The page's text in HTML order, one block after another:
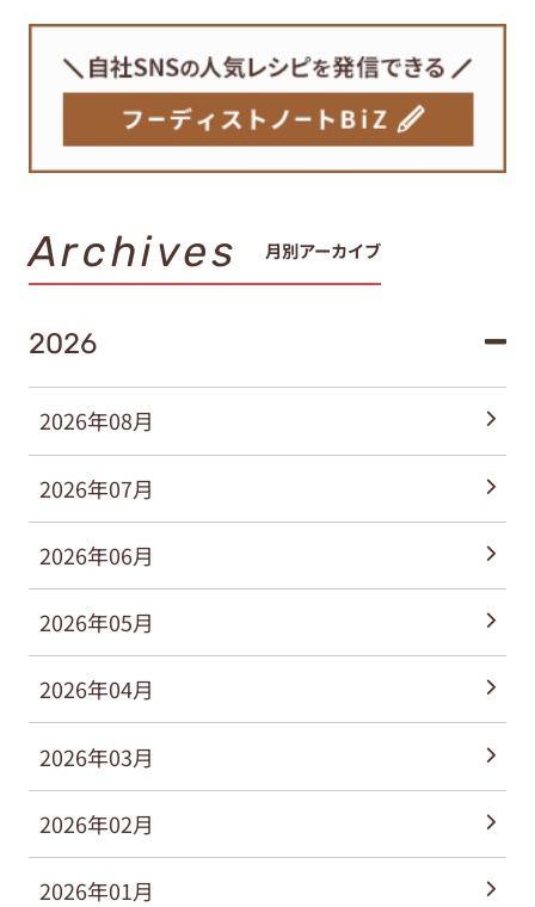
Archives 月別アーカイブ
2026
2026年08月
2026年07月
2026年06月
2026年05月
2026年04月
2026年03月
2026年02月
2026年01月